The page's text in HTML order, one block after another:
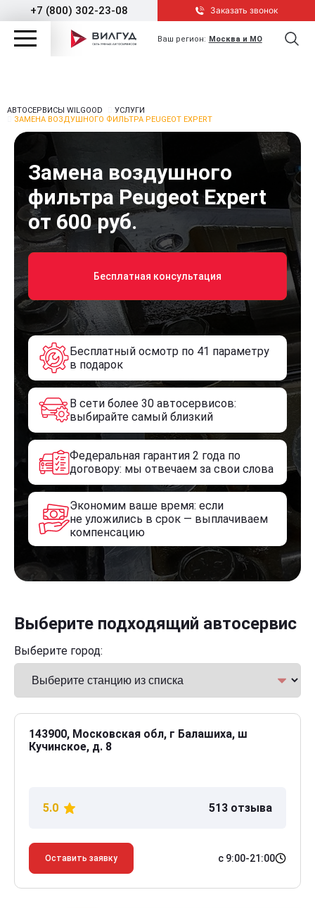
+7 (800) 302-23-08 Заказать звонок
Ваш регион: Москва и МО
АВТОСЕРВИСЫ WILGOOD
УСЛУГИ
ЗАМЕНА ВОЗДУШНОГО ФИЛЬТРА PEUGEOT EXPERT
Замена воздушного
фильтра Peugeot Expert
от 600 руб.
Бесплатная консультация
Бесплатный осмотр по 41 параметру
в подарок
В сети более 30 автосервисов:
выбирайте самый близкий
Федеральная гарантия 2 года по
договору: мы отвечаем за свои слова
Экономим ваше время: если
не уложились в срок — выплачиваем
компенсацию
Выберите подходящий автосервис
Выберите город:
143900, Московская обл, г Балашиха, ш
Кучинское, д. 8
5.0 513 отзыва
Оставить заявку с 9:00-21:00